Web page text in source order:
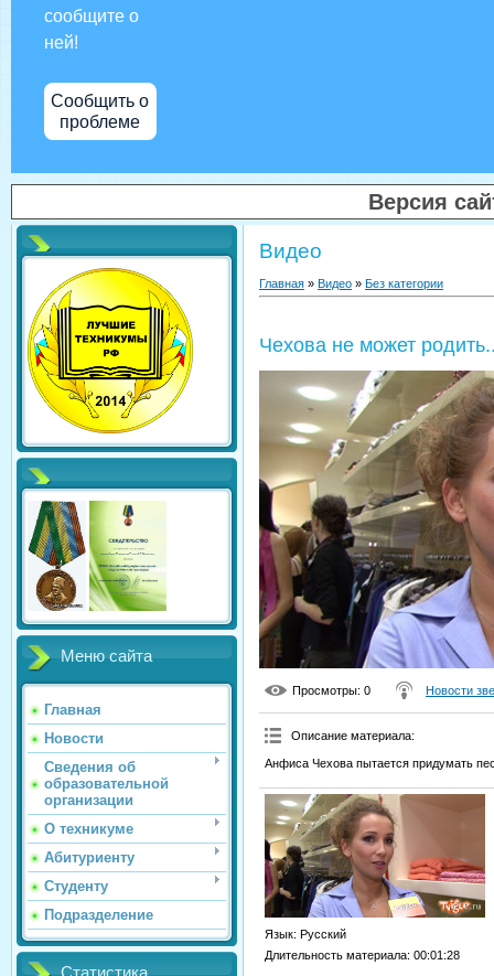
сообщите о
ней!
Сообщить о
проблеме
Версия
Меню сайта
Главная
Новости
Сведения об
образовательной
организации
О техникуме
Абитуриенту
Студенту
Подразделение
Видео
Главная » Видео » Без категории
Чехова не может
Просмотры: 0 Новости
Описание материала:
Анфиса Чехова пытается придумать
Язык: Русский
Длительность материала: 00:01:28